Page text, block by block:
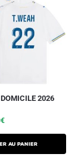
2026
€
AU PANIER